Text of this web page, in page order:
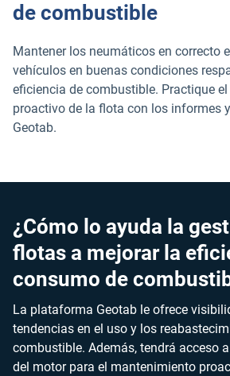
de combustible
Mantener los neumáticos en correcto
vehículos en buenas condiciones
eficiencia de combustible. Practique
proactivo de la flota con los informes
Geotab.
¿Cómo lo ayuda la
flotas a mejorar la
consumo de
La plataforma Geotab le ofrece
tendencias en el uso y los
combustible. Además, tendrá acceso
del motor para el mantenimiento